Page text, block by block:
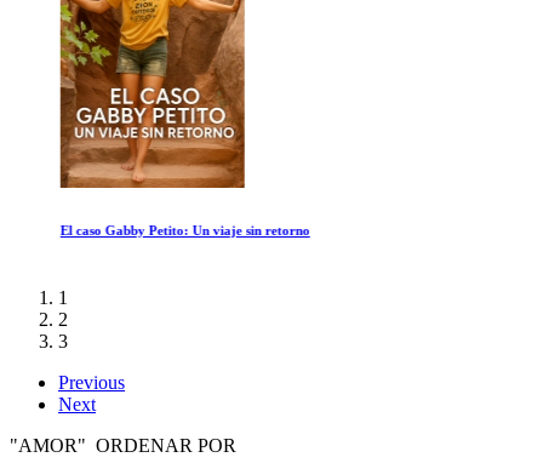
El caso Gabby Petito: Un viaje sin retorno
1
2
3
Previous
Next
"AMOR" ORDENAR POR